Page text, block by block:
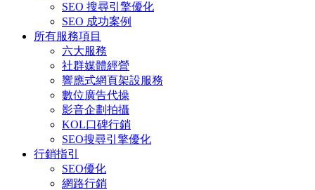
SEO 搜尋引擎優化
SEO 成功案例
所有服務項目
六大服務
社群媒體經營
響應式網頁架設服務
數位廣告代操
影音企劃拍攝
KOL口碑行銷
SEO搜尋引擎優化
行銷指引
SEO優化
網路行銷